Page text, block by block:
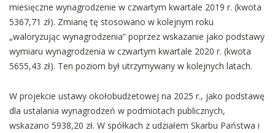
miesięczne wynagrodzenie w czwartym kwartale 2019 r. (kwota
5367,71 zł). Zmianę tę stosowano w kolejnym roku
„waloryzując wynagrodzenia” poprzez wskazanie jako podstawy
wymiaru wynagrodzenia w czwartym kwartale 2020 r. (kwota
5655,43 zł). Ten poziom był utrzymywany w kolejnych latach.
W projekcie ustawy okołobudżetowej na 2025 r., jako podstawę
dla ustalania wynagrodzeń w podmiotach publicznych,
wskazano 5938,20 zł. W spółkach z udziałem Skarbu Państwa i